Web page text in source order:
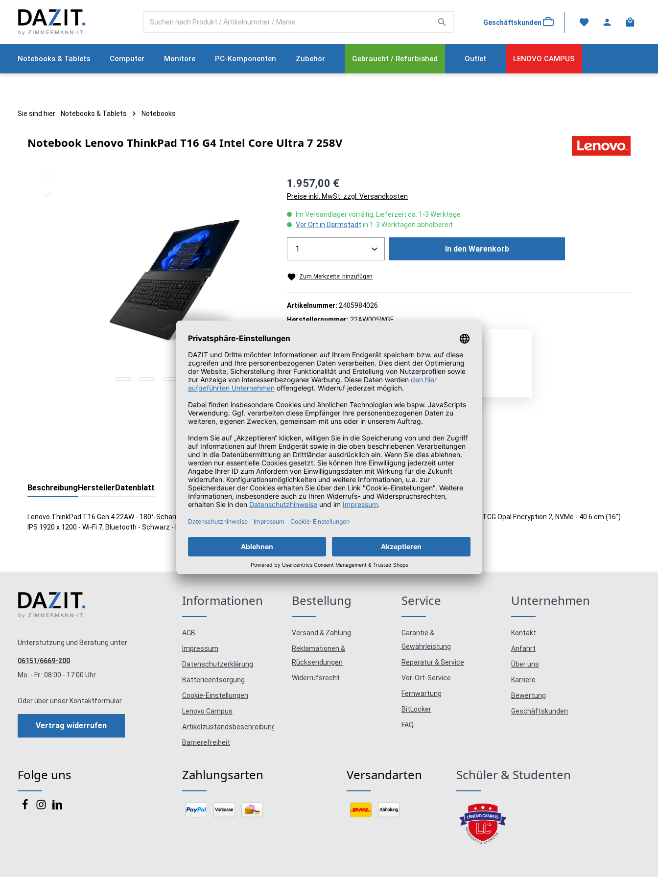
Zur Hauptnavigation springen
Geschäftskunden
Notebooks & Tablets Computer Monitore PC-Komponenten Zubehör Gebraucht / Refurbished Outlet LENOVO CAMPUS
Sie sind hier: Notebooks & Tablets Notebooks
Notebook Lenovo ThinkPad T16 G4 Intel Core Ultra 7 258V
1.957,00 €
Preise inkl. MwSt. zzgl. Versandkosten
Im Versandlager vorrätig, Lieferzeit ca. 1-3 Werktage
Vor Ort in Darmstadt in 1-3 Werktagen abholbereit
Produkt Anzahl: Gib den gewünschten Wert ein oder benutze die
In den Warenkorb
Zum Merkzettel hinzufügen
Artikelnummer: 2405984026
Herstellernummer: 22AW005WGE
Campus Produkt
W
USB PD
Beschreibung Hersteller Datenblatt
Lenovo ThinkPad T16 Gen 4 22AW - 180°-Scharnierdesign - Intel Core Ultra 7 258V - Win 11 Pro - Intel Arc Graphics 140V - 32 GB RAM - 512 GB SSD TCG Opal Encryption 2, NVMe - 40.6 cm (16")
IPS 1920 x 1200 - Wi-Fi 7, Bluetooth - Schwarz - kbd: Deutsch- mit 1 Jahr Lenovo Premier Support
Unterstützung und Beratung unter:
06151/6669-200
Mo. - Fr.: 08:00 - 17:00 Uhr
Oder über unser Kontaktformular.
Vertrag widerrufen
Informationen
AGB
Impressum
Datenschutzerklärung
Batterieentsorgung
Cookie-Einstellungen
Lenovo Campus
Artikelzustandsbeschreibungen
Barrierefreiheit
Bestellung
Versand & Zahlung
Reklamationen &
Rücksendungen
Widerrufsrecht
Service
Garantie &
Gewährleistung
Reparatur & Service
Vor-Ort-Service
Fernwartung
BitLocker
FAQ
Unternehmen
Kontakt
Anfahrt
Über uns
Karriere
Bewertung
Geschäftskunden
Folge uns Zahlungsarten Versandarten Schüler & Studenten